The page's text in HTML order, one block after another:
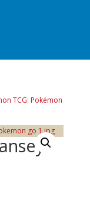
TCG: Pokémon